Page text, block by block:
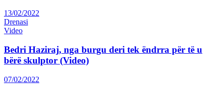
13/02/2022
Drenasi
Video
Bedri Haziraj, nga burgu deri tek ëndrra për të u
bërë skulptor (Video)
07/02/2022